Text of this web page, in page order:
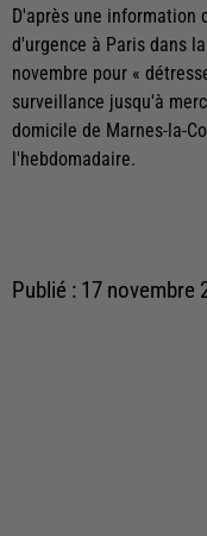
D'après une information
d'urgence à Paris dans
novembre pour «
surveillance jusqu'à
domicile de Marnes-la-
l'hebdomadaire.
Publié : 17 novembre